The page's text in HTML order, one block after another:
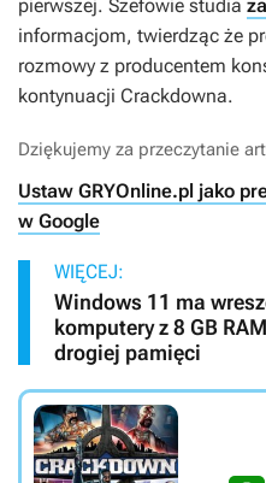
pierwszej. Szefowie studia
informacjom, twierdząc że
rozmowy z producentem
kontynuacji Crackdowna.
Dziękujemy za przeczytanie
Ustaw GRYOnline.pl jako
w Google
WIĘCEJ:
Windows 11 ma
komputery z 8 GB
drogiej pamięci